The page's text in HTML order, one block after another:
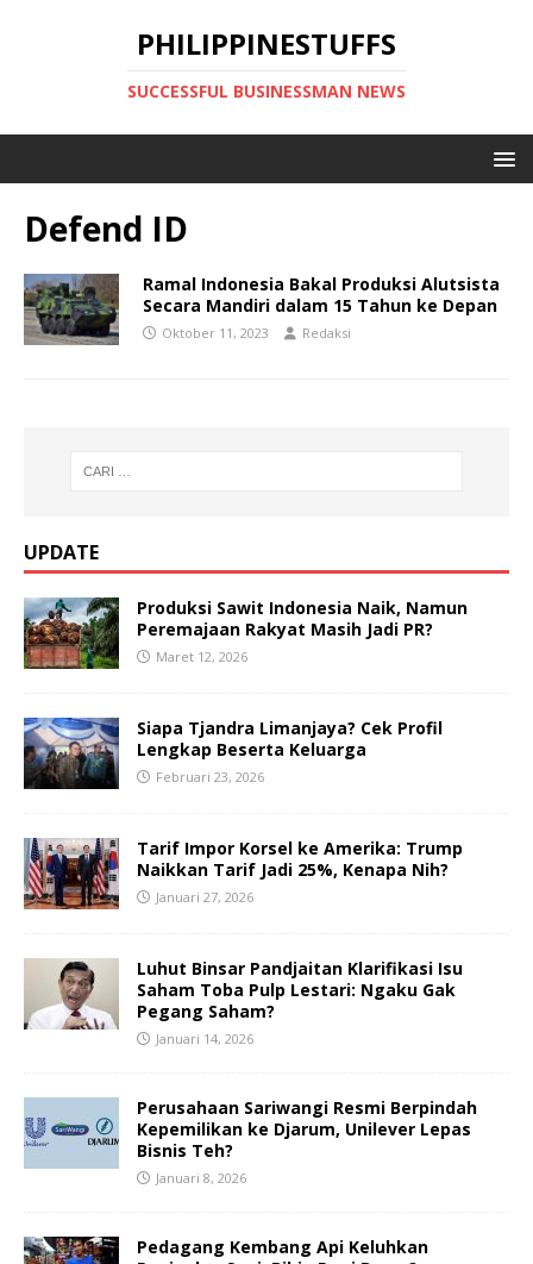
PHILIPPINESTUFFS
SUCCESSFUL BUSINESSMAN NEWS
Defend ID
Ramal Indonesia Bakal Produksi Alutsista
Secara Mandiri dalam 15 Tahun ke Depan
Oktober 11, 2023 Redaksi
UPDATE
Produksi Sawit Indonesia Naik, Namun
Peremajaan Rakyat Masih Jadi PR?
Maret 12, 2026
Siapa Tjandra Limanjaya? Cek Profil
Lengkap Beserta Keluarga
Februari 23, 2026
Tarif Impor Korsel ke Amerika: Trump
Naikkan Tarif Jadi 25%, Kenapa Nih?
Januari 27, 2026
Luhut Binsar Pandjaitan Klarifikasi Isu
Saham Toba Pulp Lestari: Ngaku Gak
Pegang Saham?
Januari 14, 2026
Perusahaan Sariwangi Resmi Berpindah
Kepemilikan ke Djarum, Unilever Lepas
Bisnis Teh?
Januari 8, 2026
Pedagang Kembang Api Keluhkan